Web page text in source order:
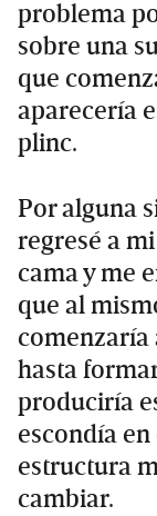
problema
sobre una
que
aparecería
plinc.
Por alguna
regresé a
cama y me
que al
comenzaría
hasta
produciría
escondía
estructura
cambiar.